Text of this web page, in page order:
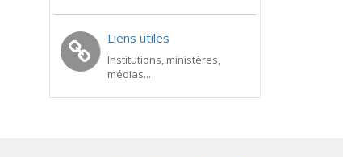
Liens utiles
Institutions, ministères,
médias...